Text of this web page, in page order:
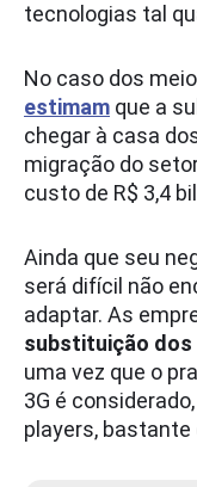
tecnologias tal
No caso dos
estimam que a
chegar à casa
migração do
custo de R$ 3,4
Ainda que seu
será difícil não
adaptar. As
substituição dos
uma vez que o
3G é
players, bastante